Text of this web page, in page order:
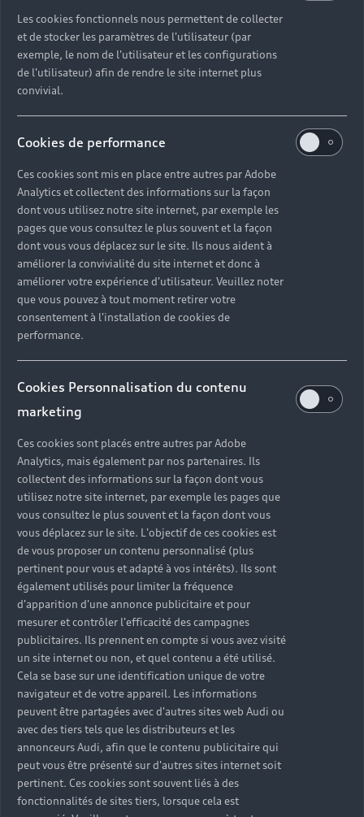
Les cookies fonctionnels nous permettent de collecter
et de stocker les paramètres de l'utilisateur (par
exemple, le nom de l'utilisateur et les configurations
de l'utilisateur) afin de rendre le site internet plus
convivial.
Cookies de performance
Ces cookies sont mis en place entre autres par Adobe
Analytics et collectent des informations sur la façon
dont vous utilisez notre site internet, par exemple les
pages que vous consultez le plus souvent et la façon
dont vous vous déplacez sur le site. Ils nous aident à
améliorer la convivialité du site internet et donc à
améliorer votre expérience d'utilisateur. Veuillez noter
que vous pouvez à tout moment retirer votre
consentement à l'installation de cookies de
performance.
Cookies Personnalisation du contenu
marketing
Ces cookies sont placés entre autres par Adobe
Analytics, mais également par nos partenaires. Ils
collectent des informations sur la façon dont vous
utilisez notre site internet, par exemple les pages que
vous consultez le plus souvent et la façon dont vous
vous déplacez sur le site. L'objectif de ces cookies est
de vous proposer un contenu personnalisé (plus
pertinent pour vous et adapté à vos intérêts). Ils sont
également utilisés pour limiter la fréquence
d'apparition d'une annonce publicitaire et pour
mesurer et contrôler l'efficacité des campagnes
publicitaires. Ils prennent en compte si vous avez visité
un site internet ou non, et quel contenu a été utilisé.
Cela se base sur une identification unique de votre
navigateur et de votre appareil. Les informations
peuvent être partagées avec d'autres sites web Audi ou
avec des tiers tels que les distributeurs et les
annonceurs Audi, afin que le contenu publicitaire qui
peut vous être présenté sur d'autres sites internet soit
pertinent. Ces cookies sont souvent liés à des
fonctionnalités de sites tiers, lorsque cela est